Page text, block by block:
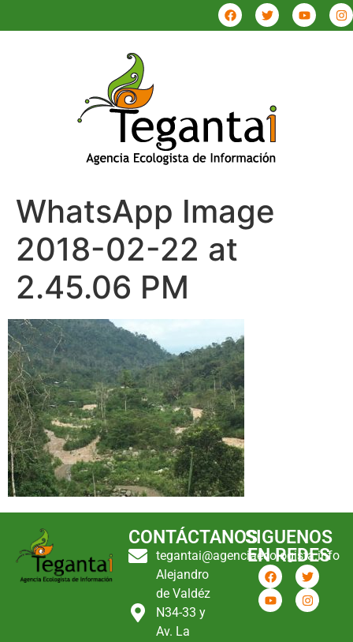
WhatsApp Image
2018-02-22 at
2.45.06 PM
CONTÁCTANOS
tegantai@agenciaecologista.info
Alejandro
de Valdéz
N34-33 y
Av. La
SIGUENOS
EN REDES